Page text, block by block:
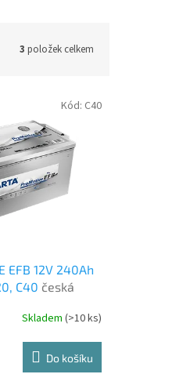
3 položek celkem
EFB 12V 240Ah
C40 česká
při
Skladem (>10 ks)
Do košíku
Kód: C40